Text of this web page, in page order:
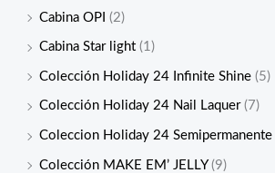
Cabina OPI (2)
Cabina Star light (1)
Colección Holiday 24 Infinite Shine (5)
Colección Holiday 24 Nail Laquer (7)
Coleccion Holiday 24 Semipermanente
Colección MAKE EM’ JELLY (9)